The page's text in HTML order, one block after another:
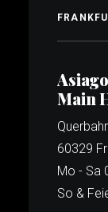
Main
60329
Mo - Sa
So &